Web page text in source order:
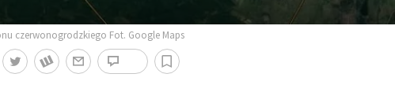
czerwonogrodzkiego Fot. Google Maps